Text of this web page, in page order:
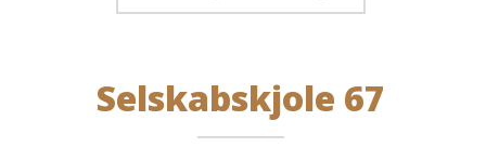
Selskabskjole 67